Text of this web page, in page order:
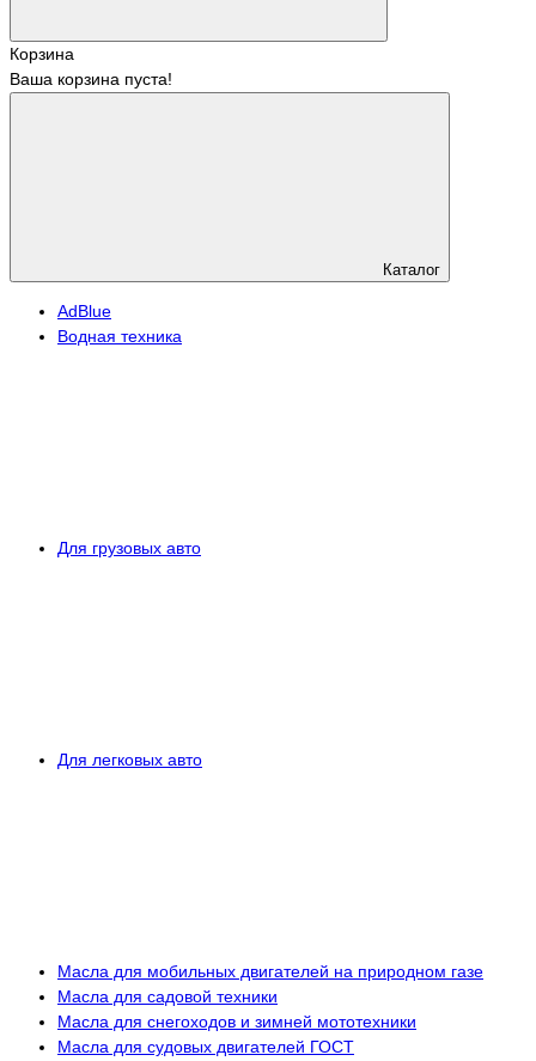
Корзина
Ваша корзина пуста!
Каталог
АdBlue
Водная техника
Для грузовых авто
Для легковых авто
Масла для мобильных двигателей на природном газе
Масла для садовой техники
Масла для снегоходов и зимней мототехники
Масла для судовых двигателей ГОСТ